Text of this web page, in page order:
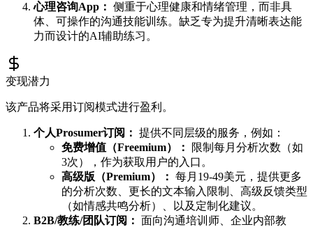
心理咨询App： 侧重于心理健康和情绪管理，而非具
体、可操作的沟通技能训练。缺乏专为提升清晰表达能
力而设计的AI辅助练习。
变现潜力
该产品将采用订阅模式进行盈利。
个人Prosumer订阅： 提供不同层级的服务，例如：
免费增值（Freemium）：
限制每月分析次数（如
3次），作为获取用户的入口。
高级版（Premium）： 每月19-49美元，提供更多
的分析次数、更长的文本输入限制、高级反馈类型
（如情感共鸣分析）、以及定制化建议。
B2B/教练/团队订阅： 面向沟通培训师、企业内部教